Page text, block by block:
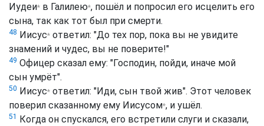
Иудеи* в Галилею*, пошёл и попросил его исцелить его
сына, так как тот был при смерти.
48 Иисус* ответил: "До тех пор, пока вы не увидите
знамений и чудес, вы не поверите!"
49 Офицер сказал ему: "Господин, пойди, иначе мой
сын умрёт".
50 Иисус* ответил: "Иди, сын твой жив". Этот человек
поверил сказанному ему Иисусом*, и ушёл.
51
Когда он спускался, его встретили слуги и сказали,